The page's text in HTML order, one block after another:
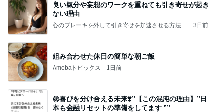
良い氣分や妄想のワークを重ねても引き寄せが起き
ない理由
心のブレーキを外して引き寄せを加速させる方法：
3日前
組み合わせた休日の簡単な朝ご飯
Amebaトピックス 1日前
㊗️喜びを分け合える未来❣️”【この混沌の理由】”⽇
本も⾦融リセットの準備をしてます ””